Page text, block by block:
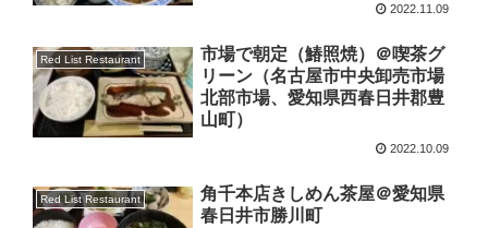
2022.11.09
Red List Restaurant
市場で朝定（鰆照焼）＠喫茶グ
リーン（名古屋市中央卸売市場
北部市場、愛知県西春日井郡豊
山町）
2022.10.09
Red List Restaurant
角千本店きしめん茶屋＠愛知県
春日井市勝川町